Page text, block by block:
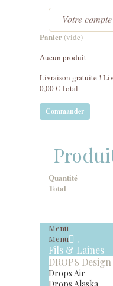
Votre compte
Panier(vide)
Aucun produit
Livraison gratuite !
0,00 €Total
Commander
Quantité
Total
Menu
Menu
.
Fils & Laines
DROPS Design
Drops Air